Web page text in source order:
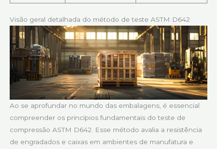
Visão geral detalhada do método de teste ASTM D642
Ao se aprofundar no mundo das embalagens, é essencial
compreender os princípios fundamentais do teste de
compressão ASTM D642. Esse método avalia a resistência
de engradados e caixas em ambientes de manufatura e